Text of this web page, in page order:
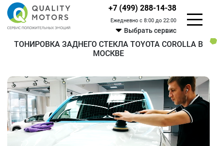
+7 (499) 288-14-38
Ежедневно с 8:00 до 22:00
Выбрать сервис
ТОНИРОВКА ЗАДНЕГО СТЕКЛА TOYOTA COROLLA В
МОСКВЕ